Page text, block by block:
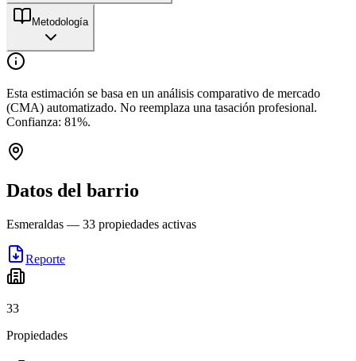
Metodología
Esta estimación se basa en un análisis comparativo de mercado
(CMA) automatizado. No reemplaza una tasación profesional.
Confianza: 81%.
Datos del barrio
Esmeraldas — 33 propiedades activas
Reporte
33
Propiedades